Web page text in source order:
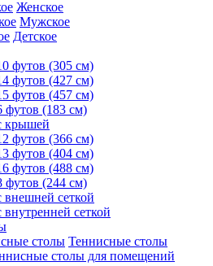
Женское
Мужское
Детское
футов (305 см)
футов (427 см)
футов (457 см)
футов (183 см)
крышей
футов (366 см)
футов (404 см)
футов (488 см)
футов (244 см)
внешней сеткой
внутренней сеткой
Теннисные столы
столы для помещений